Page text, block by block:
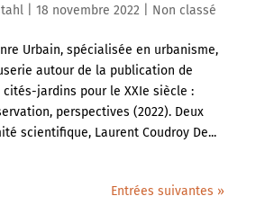
| 18 novembre 2022 Non classé
Urbain, spécialisée en urbanisme,
autour de la publication de
cités-jardins pour le XXIe siècle :
perspectives (2022). Deux
scientifique, Laurent Coudroy De...
Entrées suivantes »